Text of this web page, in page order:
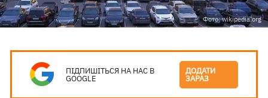
Фото: wikipedia.org
ПІДПИШІТЬСЯ НА НАС В
GOOGLE
ДОДАТИ
ЗАРАЗ